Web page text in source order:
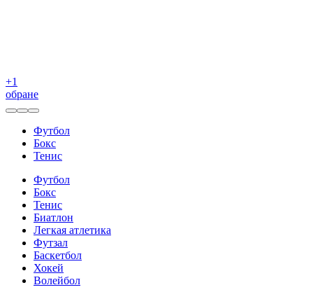
+1
обране
Футбол
Бокс
Тенис
Футбол
Бокс
Тенис
Биатлон
Легкая атлетика
Футзал
Баскетбол
Хокей
Волейбол